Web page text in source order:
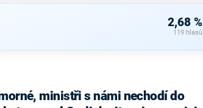
2,68 %
119 hlasů
ministři s námi nechodí do